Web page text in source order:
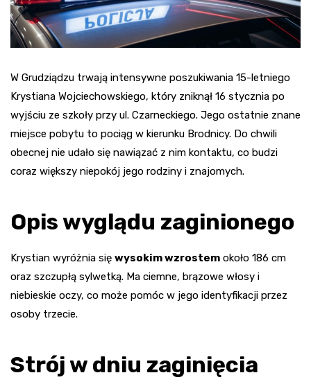
W Grudziądzu trwają intensywne poszukiwania 15-letniego
Krystiana Wojciechowskiego, który zniknął 16 stycznia po
wyjściu ze szkoły przy ul. Czarneckiego. Jego ostatnie znane
miejsce pobytu to pociąg w kierunku Brodnicy. Do chwili
obecnej nie udało się nawiązać z nim kontaktu, co budzi
coraz większy niepokój jego rodziny i znajomych.
Opis wyglądu zaginionego
Krystian wyróżnia się wysokim wzrostem około 186 cm
oraz szczupłą sylwetką. Ma ciemne, brązowe włosy i
niebieskie oczy, co może pomóc w jego identyfikacji przez
osoby trzecie.
Strój w dniu zaginięcia